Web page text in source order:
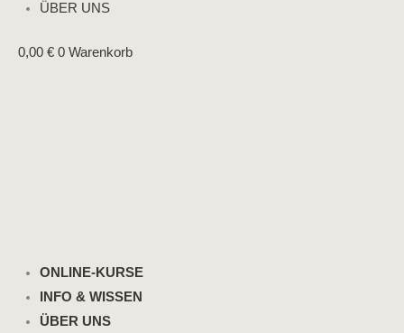
ÜBER UNS
0,00 € 0 Warenkorb
ONLINE-KURSE
INFO & WISSEN
ÜBER UNS